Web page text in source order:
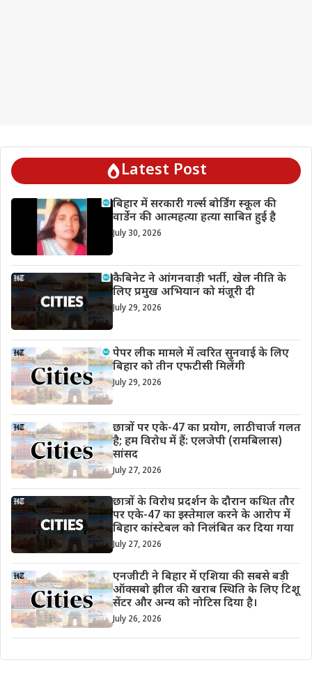
Latest Post
बिहार में सरकारी गर्ल्स बोर्डिंग स्कूल की
वार्डेन की आत्महत्या हत्या साबित हुई है
July 30, 2026
कैबिनेट ने आंगनवाड़ी भर्ती, खेल नीति के
लिए प्रमुख अभियान को मंजूरी दी
July 29, 2026
पेपर लीक मामले में त्वरित सुनवाई के लिए
बिहार को तीन एफटीसी मिलेंगी
July 29, 2026
छात्रों पर एके-47 का प्रयोग, लाठीचार्ज गलत
है; हम विरोध में हैं: एलजेपी (रामबिलास)
सांसद
July 27, 2026
छात्रों के विरोध प्रदर्शन के दौरान कथित तौर
पर एके-47 का इस्तेमाल करने के आरोप में
बिहार कांस्टेबल को निलंबित कर दिया गया
July 27, 2026
एनजीटी ने बिहार में एशिया की सबसे बड़ी
ऑक्सबो झील की खराब स्थिति के लिए टिशू
सेंटर और अन्य को नोटिस दिया है।
July 26, 2026